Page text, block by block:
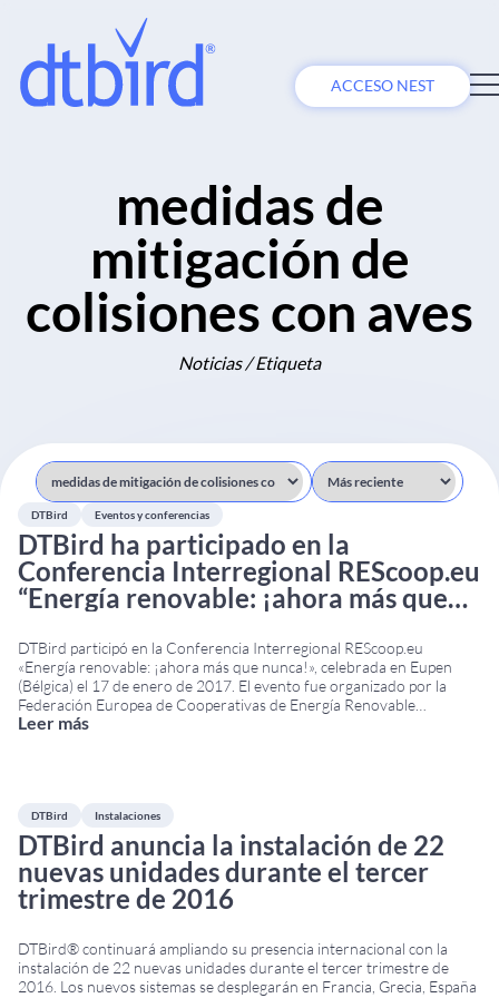
ACCESO NEST
medidas de
mitigación de
colisiones con aves
Noticias / Etiqueta
DTBird Eventos y conferencias
DTBird ha participado en la
Conferencia Interregional REScoop.eu
“Energía renovable: ¡ahora más que
DTBird participó en la Conferencia Interregional REScoop.eu
«Energía renovable: ¡ahora más que nunca!», celebrada en Eupen
(Bélgica) el 17 de enero de 2017. El evento fue organizado por la
Federación Europea de Cooperativas de Energía Renovable
(REScoop.eu) y reunió a expertos, responsables políticos,
Leer más
DTBird Instalaciones
DTBird anuncia la instalación de 22
nuevas unidades durante el tercer
trimestre de 2016
DTBird® continuará ampliando su presencia internacional con la
instalación de 22 nuevas unidades durante el tercer trimestre de
2016. Los nuevos sistemas se desplegarán en Francia, Grecia, España